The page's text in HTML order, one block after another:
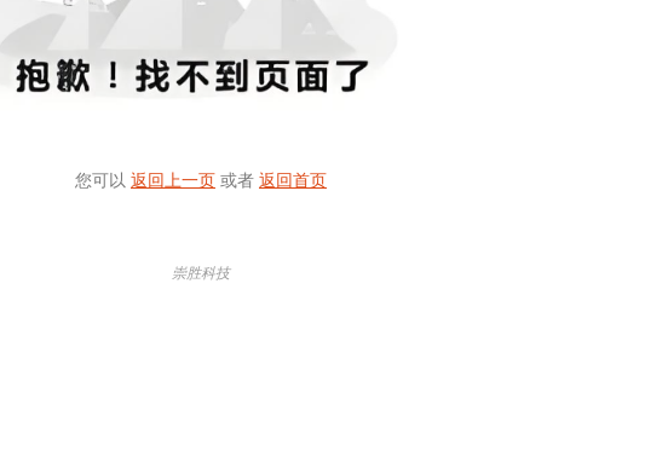
您可以 返回上一页 或者 返回首页
崇胜科技